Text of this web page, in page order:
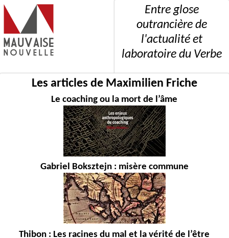
Entre glose
outrancière de
l'actualité et
laboratoire du Verbe
Les articles de Maximilien Friche
Le coaching ou la mort de l’âme
Gabriel Boksztejn : misère commune
Thibon : Les racines du mal et la vérité de l’être